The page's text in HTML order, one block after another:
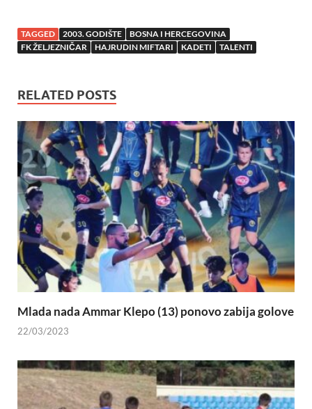
TAGGED 2003. GODIŠTE
BOSNA I HERCEGOVINA
FK ŽELJEZNIČAR
HAJRUDIN MIFTARI KADETI TALENTI
RELATED POSTS
Mlada nada Ammar Klepo (13) ponovo zabija golove
22/03/2023